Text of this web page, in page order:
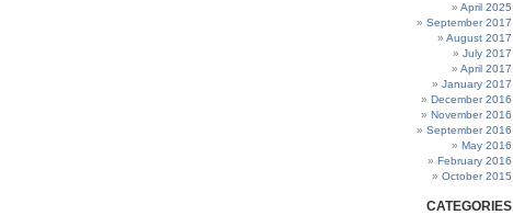
April 2025
September 2017
August 2017
July 2017
April 2017
January 2017
December 2016
November 2016
September 2016
May 2016
February 2016
October 2015
CATEGORIES